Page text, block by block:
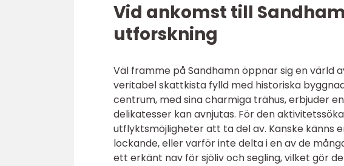
Vid ankomst till
utforskning
Väl framme på Sandhamn öppnar sig en värld
veritabel skattkista fylld med historiska
centrum, med sina charmiga trähus, erbjuder
delikatesser kan avnjutas. För den
utflyktsmöjligheter att ta del av. Kanske känns
lockande, eller varför inte delta i en av de
ett erkänt nav för sjöliv och segling, vilket gör